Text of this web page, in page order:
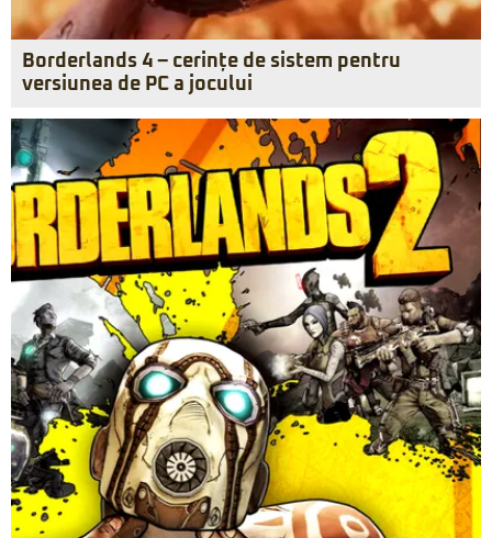
Borderlands 4 – cerințe de sistem pentru
versiunea de PC a jocului